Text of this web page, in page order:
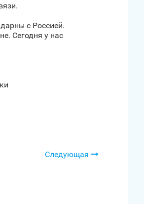
с Россией.
Сегодня у нас
Следующая